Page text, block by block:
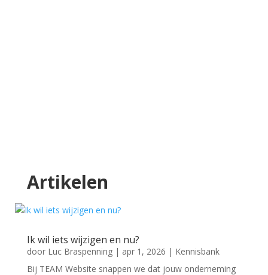
Artikelen
Ik wil iets wijzigen en nu?
door Luc Braspenning| apr 1, 2026 | Kennisbank
Bij TEAM Website snappen we dat jouw onderneming